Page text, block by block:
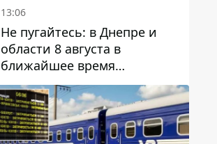
13:06
Не пугайтесь: в Днепре и
области 8 августа в
ближайшее время
ожидается гроза